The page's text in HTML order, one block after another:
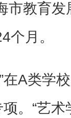
市教育
个月。
A类学校
。“艺